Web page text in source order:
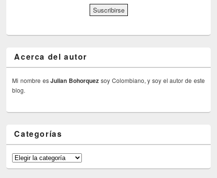
Acerca del autor
Mi nombre esJulian Bohorquez soy Colombiano, y soy el autor de este
blog.
Categorías
Categorías